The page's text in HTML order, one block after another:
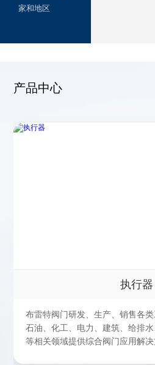
家和地区
产品中心
执行器
布雷特阀门研发、生产、销售各
石油、化工、电力、建筑、给排
等相关领域提供综合阀门应用解决